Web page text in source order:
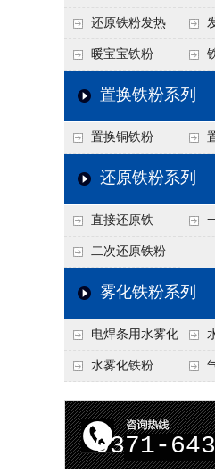
还原铁粉发热
暖宝宝铁粉
置换铁粉系列
置换铜铁粉
还原铁粉系列
直接还原铁
二次还原铁粉
雾化铁粉系列
电焊条用水雾化
铁粉 水雾化铁粉
0371-